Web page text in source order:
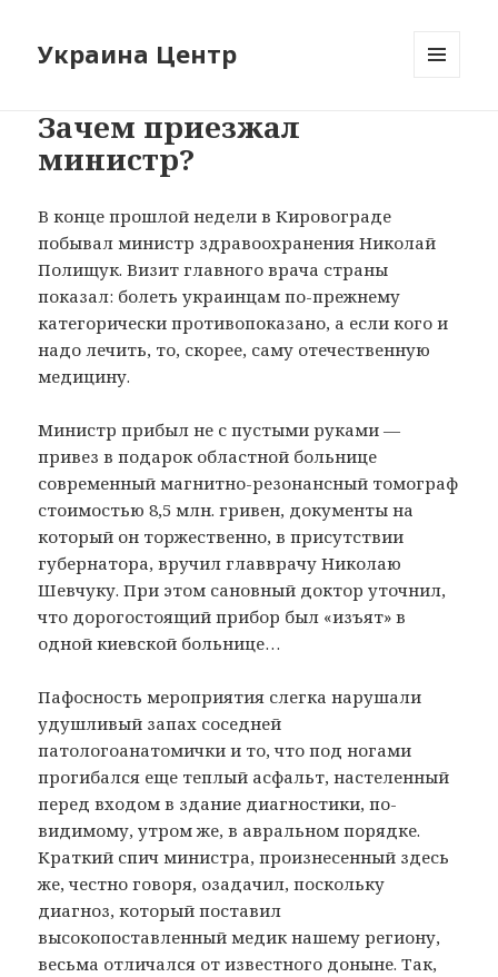
Украина Центр
Зачем приезжал
министр?
В конце прошлой недели в Кировограде
побывал министр здравоохранения Николай
Полищук. Визит главного врача страны
показал: болеть украинцам по-прежнему
категорически противопоказано, а если кого и
надо лечить, то, скорее, саму отечественную
медицину.
Министр прибыл не с пустыми руками —
привез в подарок областной больнице
современный магнитно-резонансный томограф
стоимостью 8,5 млн. гривен, документы на
который он торжественно, в присутствии
губернатора, вручил главврачу Николаю
Шевчуку. При этом сановный доктор уточнил,
что дорогостоящий прибор был «изъят» в
одной киевской больнице…
Пафосность мероприятия слегка нарушали
удушливый запах соседней
патологоанатомички и то, что под ногами
прогибался еще теплый асфальт, настеленный
перед входом в здание диагностики, по-
видимому, утром же, в авральном порядке.
Краткий спич министра, произнесенный здесь
же, честно говоря, озадачил, поскольку
диагноз, который поставил
высокопоставленный медик нашему региону,
весьма отличался от известного доныне. Так,